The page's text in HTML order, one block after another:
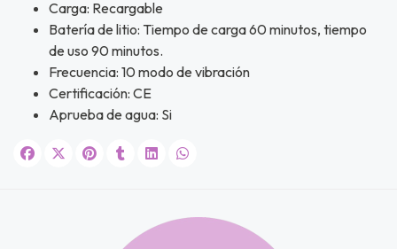
Carga: Recargable
Batería de litio: Tiempo de carga 60 minutos, tiempo
de uso 90 minutos.
Frecuencia: 10 modo de vibración
Certificación: CE
Aprueba de agua: Si